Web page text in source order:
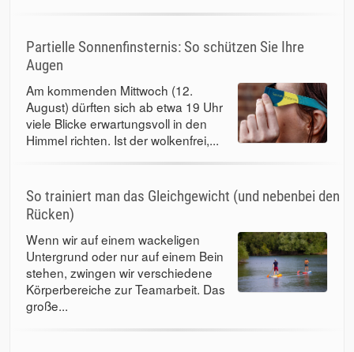
Partielle Sonnenfinsternis: So schützen Sie Ihre
Augen
Am kommenden Mittwoch (12.
August) dürften sich ab etwa 19 Uhr
viele Blicke erwartungsvoll in den
Himmel richten. Ist der wolkenfrei,...
So trainiert man das Gleichgewicht (und nebenbei den
Rücken)
Wenn wir auf einem wackeligen
Untergrund oder nur auf einem Bein
stehen, zwingen wir verschiedene
Körperbereiche zur Teamarbeit. Das
große...